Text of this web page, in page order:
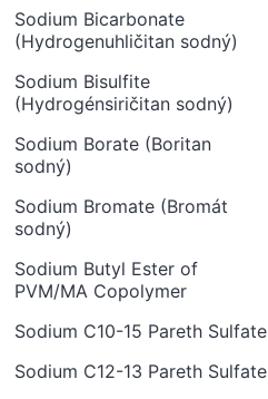
Sodium Bicarbonate
(Hydrogenuhličitan sodný)
Sodium Bisulfite
(Hydrogénsiričitan sodný)
Sodium Borate (Boritan
sodný)
Sodium Bromate (Bromát
sodný)
Sodium Butyl Ester of
PVM/MA Copolymer
Sodium C10-15 Pareth Sulfate
Sodium C12-13 Pareth Sulfate